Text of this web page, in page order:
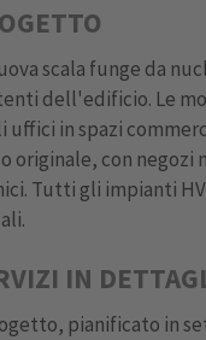
scala funge da
dell'edificio. Le
uffici in spazi
originale, con negozi
Tutti gli impianti
IN
pianificato in